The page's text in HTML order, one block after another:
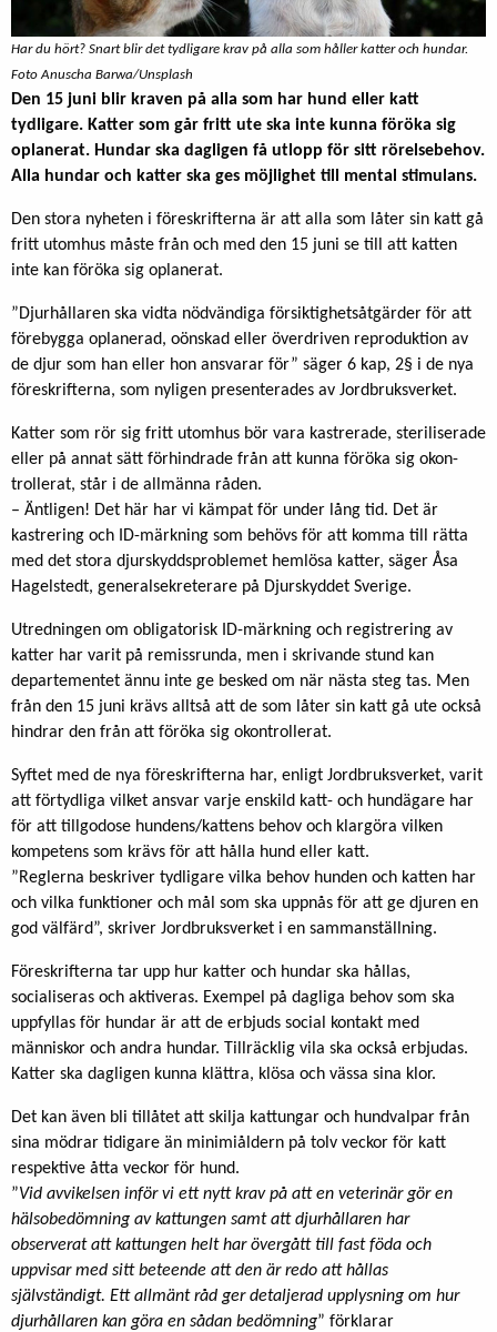
Har du hört? Snart blir det tydligare krav på alla som håller katter och hundar.
Foto Anuscha Barwa/Unsplash
Den 15 juni blir kraven på alla som har hund eller katt
tydligare. Katter som går fritt ute ska inte kunna föröka sig
oplanerat. Hundar ska dagligen få utlopp för sitt rörelsebehov.
Alla hundar och katter ska ges möjlighet till mental stimulans.
Den stora nyheten i föreskrifterna är att alla som låter sin katt gå
fritt utomhus måste från och med den 15 juni se till att katten
inte kan föröka sig oplanerat.
”Djurhållaren ska vidta nödvändiga försik­tighetsåtgärder för att
förebygga oplanerad, oönskad eller överdriven reproduktion av
de djur som han eller hon ansvarar för” säger 6 kap, 2§ i de nya
föreskrifterna, som nyligen presenterades av Jordbruksverket.
Katter som rör sig fritt utomhus bör vara kastrerade, steriliserade
eller på annat sätt förhindrade från att kunna föröka sig okon­
trollerat, står i de allmänna råden.
– Äntligen! Det här har vi kämpat för under lång tid. Det är
kastrering och ID-märkning som behövs för att komma till rätta
med det stora djurskyddsproblemet hemlösa katter, säger Åsa
Hagelstedt, generalsekreterare på Djurskyddet Sverige.
Utredningen om obligatorisk ID-märkning och registrering av
katter har varit på remissrunda, men i skrivande stund kan
departementet ännu inte ge besked om när nästa steg tas. Men
från den 15 juni krävs alltså att de som låter sin katt gå ute också
hindrar den från att föröka sig okontrollerat.
Syftet med de nya föreskrifterna har, enligt Jordbruksverket, varit
att förtydliga vilket ansvar varje enskild katt- och hundägare har
för att tillgodose hundens/kattens behov och klargöra vilken
kompetens som krävs för att hålla hund eller katt.
”Reglerna beskriver tydligare vilka behov hunden och katten har
och vilka funktioner och mål som ska uppnås för att ge djuren en
god välfärd”, skriver Jordbruksverket i en sammanställning.
Föreskrifterna tar upp hur katter och hundar ska hållas,
socialiseras och aktiveras. Exempel på dagliga behov som ska
uppfyllas för hundar är att de erbjuds social kontakt med
människor och andra hundar. Tillräcklig vila ska också erbjudas.
Katter ska dagligen kunna klättra, klösa och vässa sina klor.
Det kan även bli tillåtet att skilja kattungar och hundvalpar från
sina mödrar tidigare än minimiåldern på tolv veckor för katt
respektive åtta veckor för hund.
”Vid avvikelsen inför vi ett nytt krav på att en veterinär gör en
hälsobedömning av kattungen samt att djurhållaren har
observerat att kattungen helt har övergått till fast föda och
uppvisar med sitt beteende att den är redo att hållas
självständigt. Ett allmänt råd ger detaljerad upplysning om hur
djurhållaren kan göra en sådan bedömning” förklarar